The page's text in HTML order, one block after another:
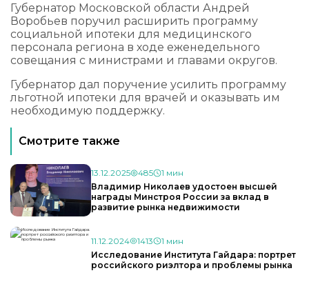
Губернатор Московской области Андрей
Воробьев поручил расширить программу
социальной ипотеки для медицинского
персонала региона в ходе еженедельного
совещания с министрами и главами округов.
Губернатор дал поручение усилить программу
льготной ипотеки для врачей и оказывать им
необходимую поддержку.
Смотрите также
13.12.2025 485
1 мин
Владимир Николаев удостоен высшей
награды Минстроя России за вклад в
развитие рынка недвижимости
11.12.2024 1413
1 мин
Исследование Института Гайдара: портрет
российского риэлтора и проблемы рынка